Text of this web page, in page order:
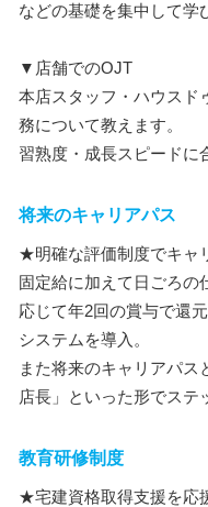
などの基礎を集中して学
▼店舗でのOJT
本店スタッフ・ハウスド
務について教えます。
習熟度・成長スピードに
将来のキャリアパス
★明確な評価制度でキャ
固定給に加えて日ごろの
応じて年2回の賞与で還
システムを導入。
また将来のキャリアパ
店長」といった形でステ
教育研修制度
★宅建資格取得支援を応